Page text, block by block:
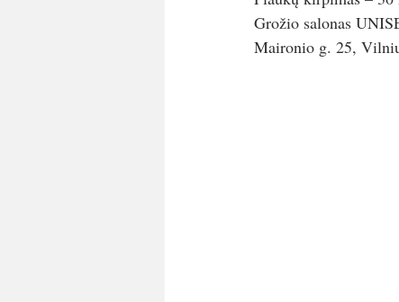
Grožio salonas
Maironio g. 25,